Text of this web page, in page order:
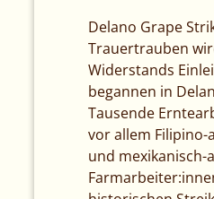
Delano Grape
Trauertrauben
Widerstands
begannen in
Tausende
vor allem Filipino-
und mexikanisch-